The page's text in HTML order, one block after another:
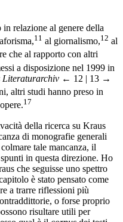
relazione al genere della
11 al giornalismo,12 al
che al rapporto con altri
a disposizione nel 1999 in
Literaturarchiv ← 12 | 13 →
altri studi hanno preso in
17
della ricerca su Kraus
di monografie generali
tale mancanza, il
in questa direzione. Ho
che seguisse uno spettro
è stato pensato come
a trarre riflessioni più
o forse proprio
risultare utili per